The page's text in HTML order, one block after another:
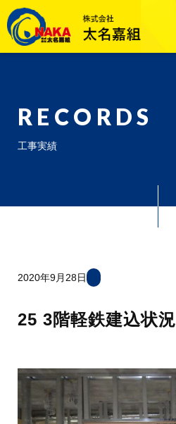
RECORDS
工事実績
2020年9月28日
25 3階軽鉄建込状況